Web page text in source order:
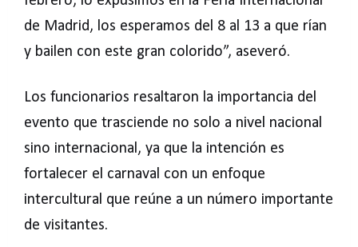
de Madrid, los esperamos del 8 al 13 a que rían
y bailen con este gran colorido”, aseveró.
Los funcionarios resaltaron la importancia del
evento que trasciende no solo a nivel nacional
sino internacional, ya que la intención es
fortalecer el carnaval con un enfoque
intercultural que reúne a un número importante
de visitantes.